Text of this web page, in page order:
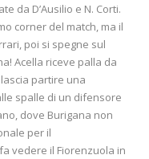
da D’Ausilio e N. Corti.
corner del match, ma il
poi si spegne sul
Acella riceve palla da
partire una
spalle di un difensore
dove Burigana non
per il
vedere il Fiorenzuola in